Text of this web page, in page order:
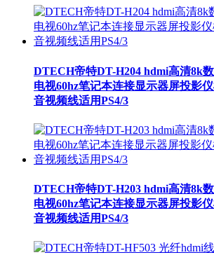
DTECH帝特DT-H204 hdmi高清8k
电视60hz笔记本连接显示器屏投影
音视频线适用PS4/3
DTECH帝特DT-H203 hdmi高清8k
电视60hz笔记本连接显示器屏投影
音视频线适用PS4/3